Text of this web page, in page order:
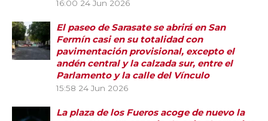
16:00 24 Jun 2026
El paseo de Sarasate se abrirá en San
Fermín casi en su totalidad con
pavimentación provisional, excepto el
andén central y la calzada sur, entre el
Parlamento y la calle del Vínculo
15:58 24 Jun 2026
La plaza de los Fueros acoge de nuevo la